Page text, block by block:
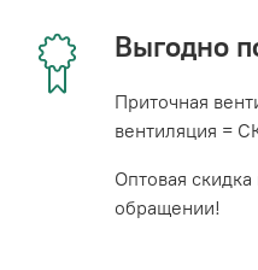
Выгодно
Приточная
вентиляция =
Оптовая
обращении!